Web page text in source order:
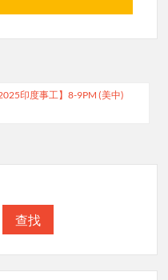
印度事工】8-9PM (美中)
查找